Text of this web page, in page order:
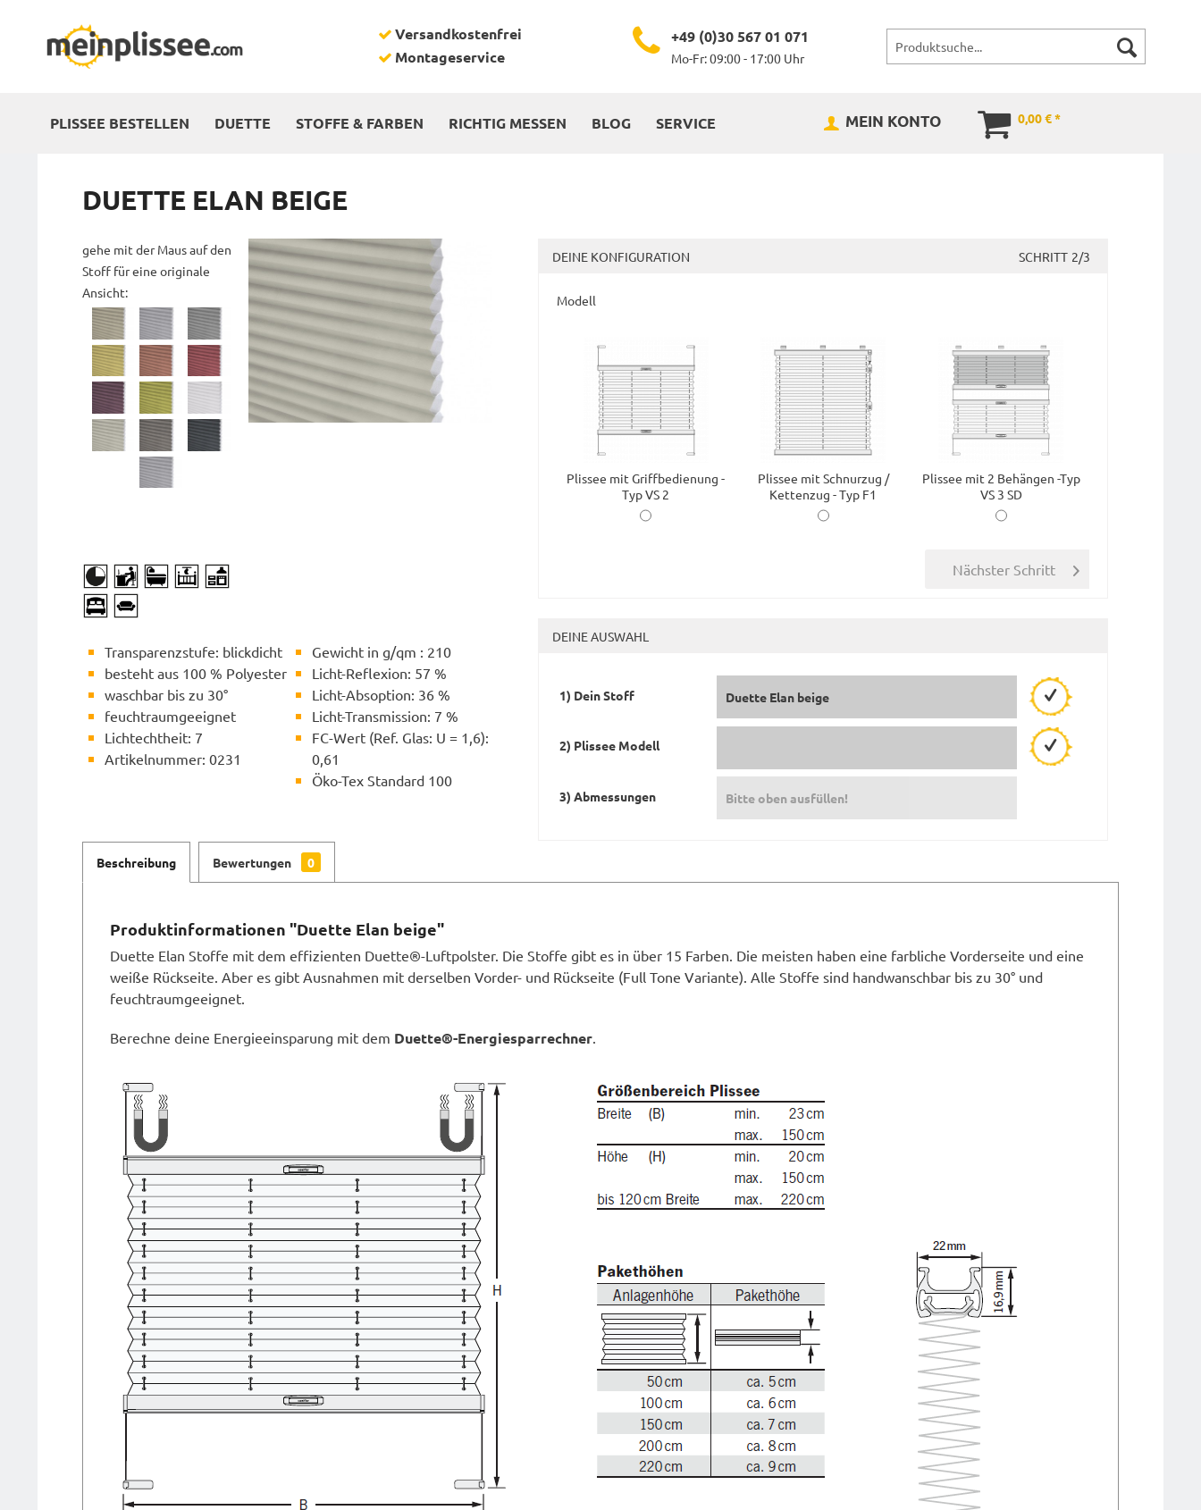
Versandkostenfrei
Montageservice
+49 (0)30 567 01 071
Mo-Fr: 09:00 - 17:00 Uhr
PLISSEE BESTELLEN DUETTE STOFFE & FARBEN RICHTIG MESSEN BLOG SERVICE MEIN KONTO 0,00 € *
DUETTE ELAN BEIGE
gehe mit der Maus auf den
Stoff für eine originale
Ansicht:
Transparenzstufe: blickdicht
besteht aus 100 % Polyester
waschbar bis zu 30°
feuchtraumgeeignet
Lichtechtheit: 7
Artikelnummer: 0231
Gewicht in g/qm : 210
Licht-Reflexion: 57 %
Licht-Absoption: 36 %
Licht-Transmission: 7 %
FC-Wert (Ref. Glas: U = 1,6):
0,61
Öko-Tex Standard 100
DEINE KONFIGURATION SCHRITT 2/3
Modell
Plissee mit Griffbedienung -
Typ VS 2
Plissee mit Schnurzug /
Kettenzug - Typ F1
Plissee mit 2 Behängen -Typ
VS 3 SD
DEINE AUSWAHL
1) Dein Stoff Duette Elan beige
2) Plissee Modell
3) Abmessungen Bitte oben ausfüllen!
Beschreibung Bewertungen 0
Produktinformationen "Duette Elan beige"
Duette Elan Stoffe mit dem effizienten Duette®-Luftpolster. Die Stoffe gibt es in über 15 Farben. Die meisten haben eine farbliche Vorderseite und eine
weiße Rückseite. Aber es gibt Ausnahmen mit derselben Vorder- und Rückseite (Full Tone Variante). Alle Stoffe sind handwanschbar bis zu 30° und
feuchtraumgeeignet.
Berechne deine Energieeinsparung mit dem Duette®-Energiesparrechner.